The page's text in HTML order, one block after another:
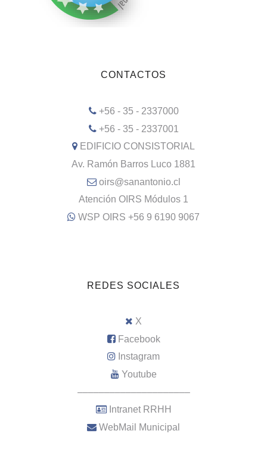
CONTACTOS
+56 - 35 - 2337000
+56 - 35 - 2337001
EDIFICIO CONSISTORIAL
Av. Ramón Barros Luco 1881
oirs@sanantonio.cl
Atención OIRS Módulos 1
WSP OIRS +56 9 6190 9067
REDES SOCIALES
X
Facebook
Instagram
Youtube
–––––––––––––––––––––
Intranet RRHH
WebMail Municipal